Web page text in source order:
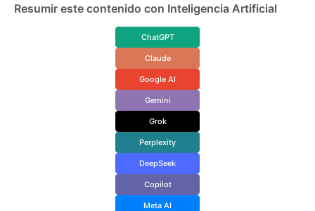
Resumir este contenido con Inteligencia Artificial
ChatGPT
Claude
Google AI
Gemini
Grok
Perplexity
DeepSeek
Copilot
Meta AI